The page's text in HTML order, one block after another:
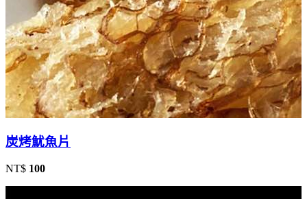
炭烤魷魚片
NT$ 100